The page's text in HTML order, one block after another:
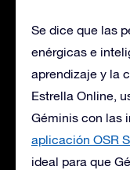
Se dice que las
enérgicas e
aprendizaje y la
Estrella Online,
Géminis con las
aplicación OSR
ideal para que